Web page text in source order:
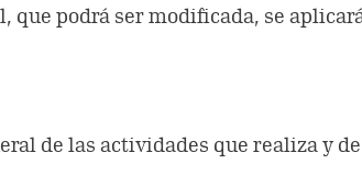
podrá ser modificada, se
de las actividades que realiza y